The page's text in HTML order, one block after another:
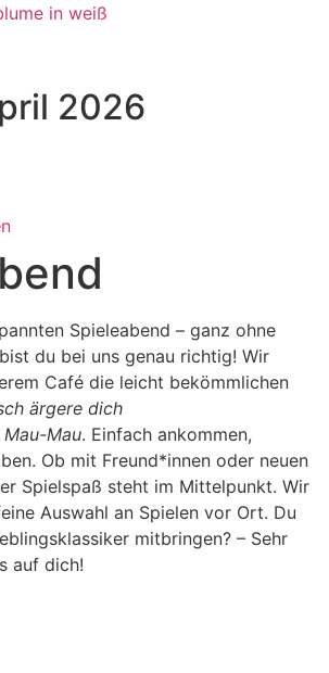
2026
Spieleabend – ganz ohne
du bei uns genau richtig! Wir
Café die leicht bekömmlichen
ärgere dich
Mau-Mau. Einfach ankommen,
Ob mit Freund*innen oder neuen
Spielspaß steht im Mittelpunkt. Wir
Auswahl an Spielen vor Ort. Du
mitbringen? – Sehr
auf dich!